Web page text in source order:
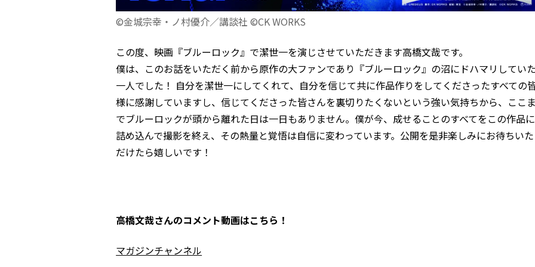
©金城宗幸・ノ村優介／講談社 ©CK WORKS
この度、映画『ブルーロック』で潔世一を演じさせていただきます高橋文哉です。
僕は、このお話をいただく前から原作の大ファンであり『ブルーロック』の沼にドハマリしていた
一人でした！ 自分を潔世一にしてくれて、自分を信じて共に作品作りをしてくださったすべての
様に感謝していますし、信じてくださった皆さんを裏切りたくないという強い気持ちから、ここま
でブルーロックが頭から離れた日は一日もありません。僕が今、成せることのすべてをこの作品に
詰め込んで撮影を終え、その熱量と覚悟は自信に変わっています。公開を是非楽しみにお待ちいた
だけたら嬉しいです！
高橋文哉さんのコメント動画はこちら！
マガジンチャンネル